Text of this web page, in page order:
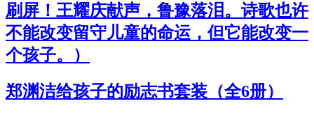
刷屏！王耀庆献声，鲁豫落泪。诗歌也许
不能改变留守儿童的命运，但它能改变一
个孩子。）
郑渊洁给孩子的励志书套装（全6册）